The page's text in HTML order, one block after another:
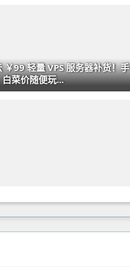
￥99 轻量 VPS 服务器补货！手
菜价随便玩...